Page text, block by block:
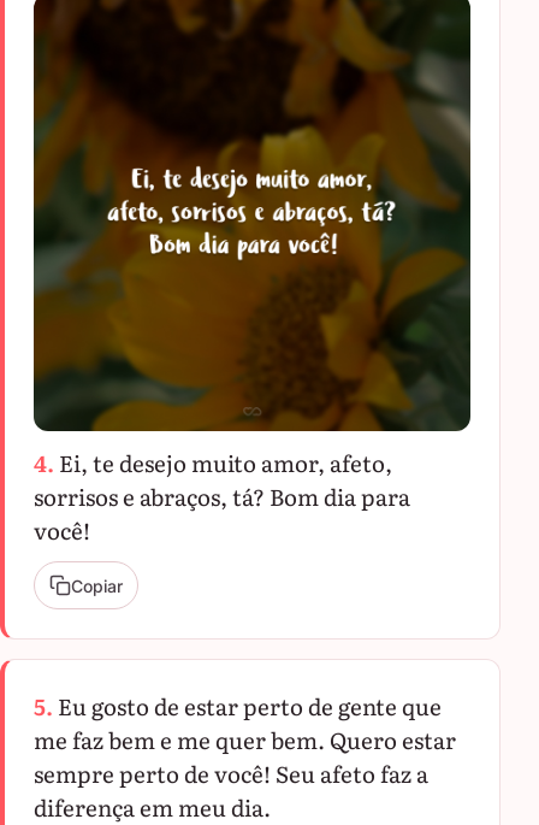
4. Ei, te desejo muito amor, afeto,
sorrisos e abraços, tá? Bom dia para
você!
Copiar
5. Eu gosto de estar perto de gente que
me faz bem e me quer bem. Quero estar
sempre perto de você! Seu afeto faz a
diferença em meu dia.